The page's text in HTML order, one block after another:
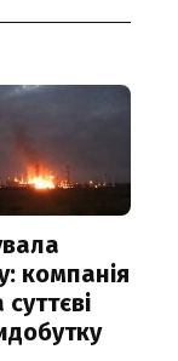
компанія